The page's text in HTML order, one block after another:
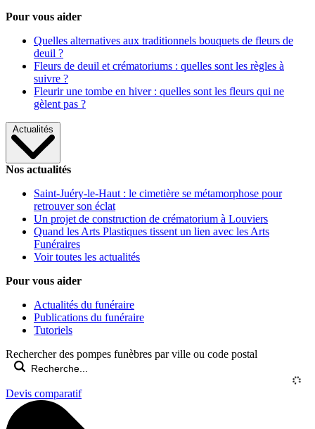
Pour vous aider
Quelles alternatives aux traditionnels bouquets de fleurs de
deuil ?
Fleurs de deuil et crématoriums : quelles sont les règles à
suivre ?
Fleurir une tombe en hiver : quelles sont les fleurs qui ne
gèlent pas ?
Actualités
Nos actualités
Saint-Juéry-le-Haut : le cimetière se métamorphose pour
retrouver son éclat
Un projet de construction de crématorium à Louviers
Quand les Arts Plastiques tissent un lien avec les Arts
Funéraires
Voir toutes les actualités
Pour vous aider
Actualités du funéraire
Publications du funéraire
Tutoriels
Rechercher des pompes funèbres par ville ou code postal
Devis comparatif